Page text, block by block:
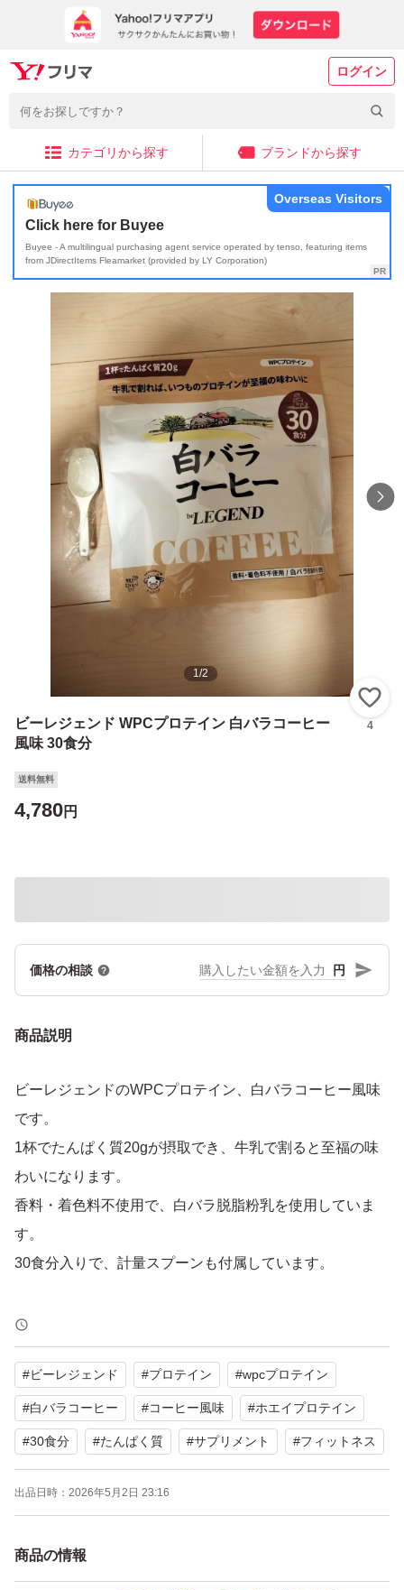
ログイン
カテゴリから探す ブランドから探す
Click here for Buyee
Buyee - A multilingual purchasing agent service operated by tenso, featuring items
from JDirectItems Fleamarket (provided by LY Corporation)
Overseas Visitors
1/2
ビーレジェンド WPCプロテイン 白バラコーヒー
風味 30食分
4
送料無料
4,780円
価格の相談 円
商品説明
ビーレジェンドのWPCプロテイン、白バラコーヒー風味
です。
1杯でたんぱく質20gが摂取でき、牛乳で割ると至福の味
わいになります。
香料・着色料不使用で、白バラ脱脂粉乳を使用していま
す。
30食分入りで、計量スプーンも付属しています。
【ブランド】ビーレジェンド
【商品名】WPCプロテイン 白バラコーヒー風味
【内容量】30食分
【特徴】1杯でたんぱく質20g、香料・着色料不使用、白
バラ脱脂粉乳使用
#ビーレジェンド #プロテイン #wpcプロテイン
#白バラコーヒー #コーヒー風味 #ホエイプロテイン
#30食分 #たんぱく質 #サプリメント #フィットネス
出品日時： 2026年5月2日 23:16
商品の情報